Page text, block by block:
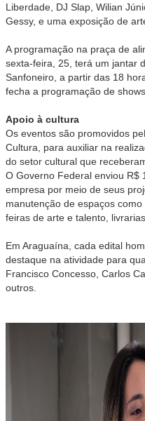
Liberdade, DJ Slap, Wilian
Gessy, e uma exposição de
A programação na praça de
sexta-feira, 25, terá um jantar
Sanfoneiro, a partir das 18
fecha a programação de
Apoio à cultura
Os eventos são promovidos
Cultura, para auxiliar na
do setor cultural que
O Governo Federal enviou R$
empresa por meio de seus
manutenção de espaços
feiras de arte e talento,
Em Araguaína, cada edital
destaque na atividade para
Francisco Concesso, Carlos
outros.